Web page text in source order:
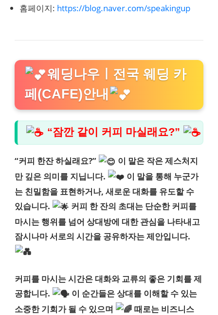
홈페이지: https://blog.naver.com/speakingup
웨딩나우ㅣ전국 웨딩 카
페(CAFE)안내
“잠깐 같이 커피 마실래요?”
“커피 한잔 하실래요?”
이 말은 작은 제스처지
만 깊은 의미를 지닙니다.
이 말을 통해 누군가
는 친밀함을 표현하거나, 새로운 대화를 유도할 수
있습니다.
커피 한 잔의 초대는 단순한 커피를
마시는 행위를 넘어 상대방에 대한 관심을 나타내고
잠시나마 서로의 시간을 공유하자는 제안입니다.
커피를 마시는 시간은 대화와 교류의 좋은 기회를 제
공합니다.
이 순간들은 상대를 이해할 수 있는
소중한 기회가 될 수 있으며
때로는 비즈니스